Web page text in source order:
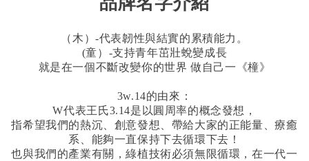
（木）-代表韌性與結實的累積能力。
(童） -支持青年茁壯蛻變成長
就是在一個不斷改變你的世界 做自己一《橦》
3w.14的由來：
W代表王氏3.14是以圓周率的概念發想，
指希望我們的熱沉、創意發想、帶給大家的正能量、療癒
系、能夠一直保持下去循環下去！
也與我們的產業有關，綠植技術必須無限循環，在一代一